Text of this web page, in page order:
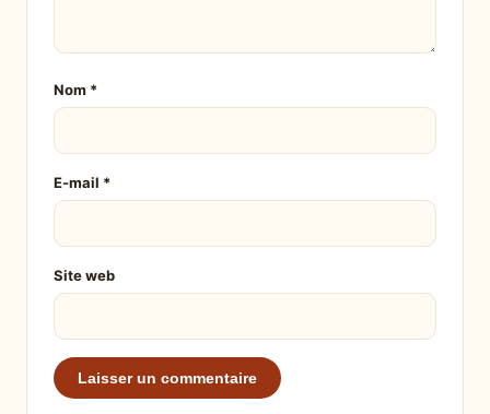
Nom *
E-mail *
Site web